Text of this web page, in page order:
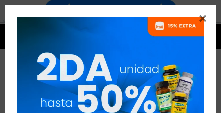

PERSECUCIÓN CON ZOMBIES
VER TODAS LAS ENTRADAS